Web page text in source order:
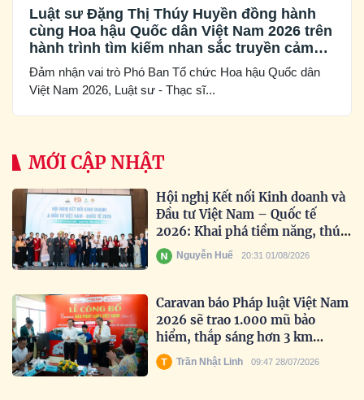
Luật sư Đặng Thị Thúy Huyền đồng hành
cùng Hoa hậu Quốc dân Việt Nam 2026 trên
hành trình tìm kiếm nhan sắc truyền cảm
hứng
Đảm nhận vai trò Phó Ban Tổ chức Hoa hậu Quốc dân
Việt Nam 2026, Luật sư - Thạc sĩ...
MỚI CẬP NHẬT
Hội nghị Kết nối Kinh doanh và
Đầu tư Việt Nam – Quốc tế
2026: Khai phá tiềm năng, thúc
đẩy hợp tác toàn cầu
Nguyễn Huế 20:31 01/08/2026
Caravan báo Pháp luật Việt Nam
2026 sẽ trao 1.000 mũ bảo
hiểm, thắp sáng hơn 3 km
đường biên
Trần Nhật Linh 09:47 28/07/2026